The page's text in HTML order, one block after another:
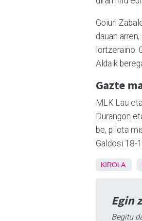
Goiuri
dauan
lortzeraino.
Aldaik
Gazte
MLK Lau
Durangon
be, pilota
Galdosi 18-
KIROLA
Egin
Begitu